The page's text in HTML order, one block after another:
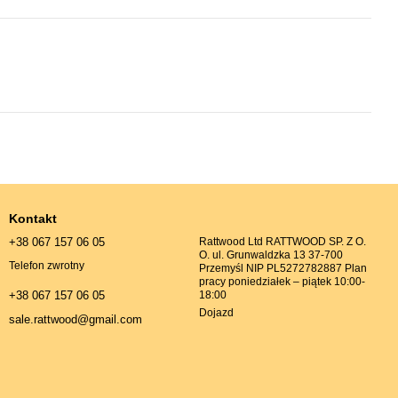
Kontakt
+38 067 157 06 05
Telefon zwrotny
+38 067 157 06 05
sale.rattwood@gmail.com
Rattwood Ltd RATTWOOD SP. Z O.
O. ul. Grunwaldzka 13 37-700
Przemyśl NIP PL5272782887 Plan
pracy poniedziałek – piątek 10:00-
18:00
Dojazd